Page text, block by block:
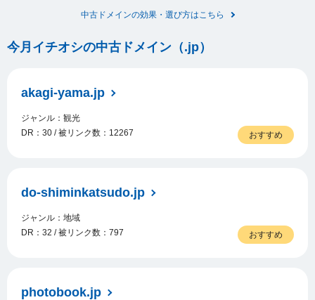
中古ドメインの効果・選び方はこちら
今月イチオシの中古ドメイン（.jp）
akagi-yama.jp
ジャンル：観光
DR：30 / 被リンク数：12267
おすすめ
do-shiminkatsudo.jp
ジャンル：地域
DR：32 / 被リンク数：797
おすすめ
photobook.jp